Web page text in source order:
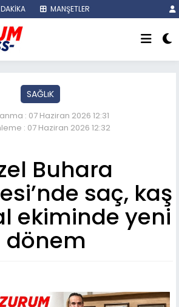
MANŞETLER
SAĞLıK
: 07 Haziran 2026 12:31
: 07 Haziran 2026 12:32
Buhara
saç, kaş
ekiminde yeni
dönem